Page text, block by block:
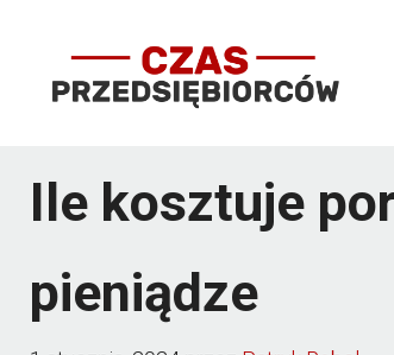
Ile kosztuje
pieniądze